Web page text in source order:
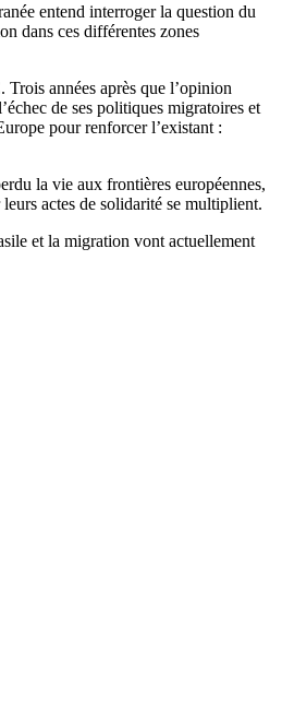
entend interroger la question du
dans ces différentes zones
années après que l’opinion
de ses politiques migratoires et
pour renforcer l’existant :
la vie aux frontières européennes,
actes de solidarité se multiplient.
et la migration vont actuellement